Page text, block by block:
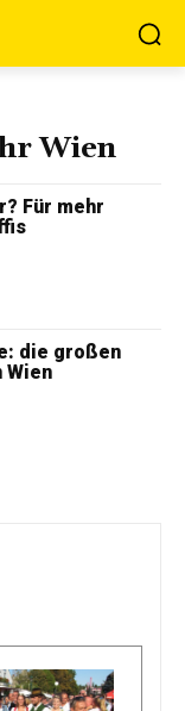
Wien
Für mehr
die großen
Wien